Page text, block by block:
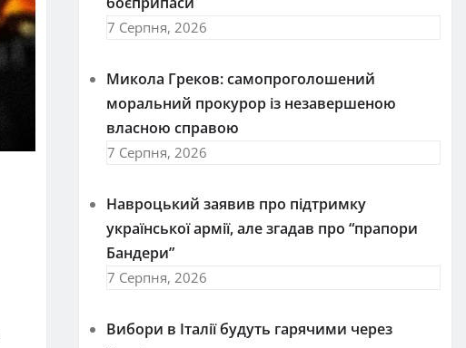
7 Серпня, 2026
Микола Греков: самопроголошений
моральний прокурор із незавершеною
власною справою
7 Серпня, 2026
Навроцький заявив про підтримку
української армії, але згадав про “прапори
Бандери”
7 Серпня, 2026
Вибори в Італії будуть гарячими через